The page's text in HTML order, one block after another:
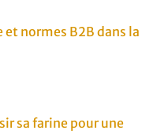
normes B2B dans la
sa farine pour une